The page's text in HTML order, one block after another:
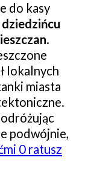
do kasy
dziedzińcu
.
lokalnych
miasta
podwójnie,